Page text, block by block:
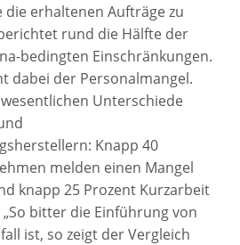
die erhaltenen Aufträge zu
rund die Hälfte der
bedingten Einschränkungen.
dabei der Personalmangel.
Unterschiede
Knapp 40
melden einen Mangel
knapp 25 Prozent Kurzarbeit
bitter die Einführung von
ist, so zeigt der Vergleich